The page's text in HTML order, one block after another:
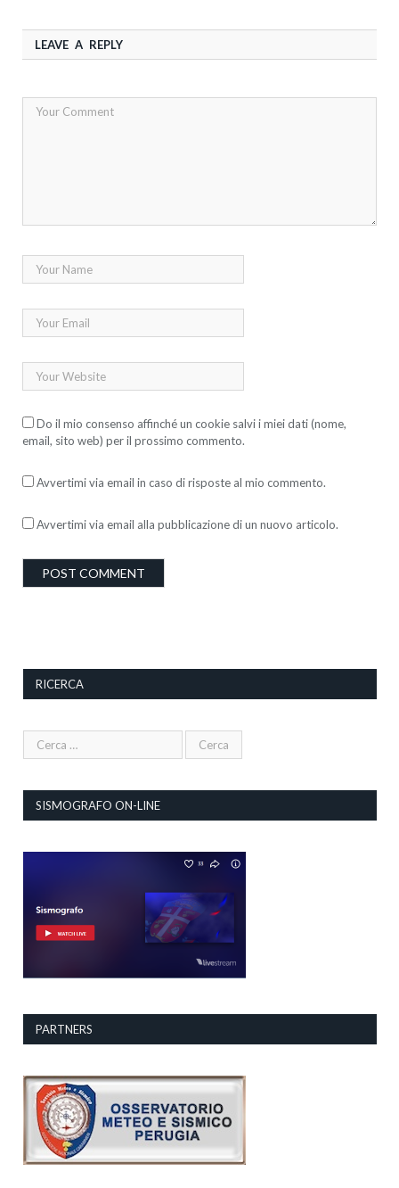
LEAVE A REPLY
Do il mio consenso affinché un cookie salvi i miei dati (nome,
email, sito web) per il prossimo commento.
Avvertimi via email in caso di risposte al mio commento.
Avvertimi via email alla pubblicazione di un nuovo articolo.
RICERCA
SISMOGRAFO ON-LINE
PARTNERS